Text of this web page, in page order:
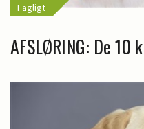
Fagligt
AFSLØRING: De 10